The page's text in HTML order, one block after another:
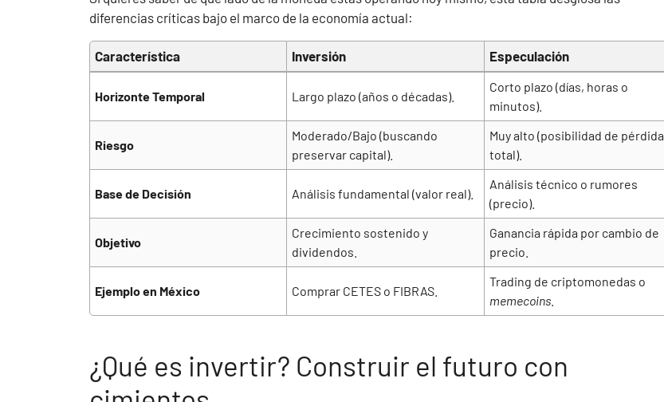
diferencias críticas bajo el marco de la economía actual:
Característica Inversión Especulación
Horizonte Temporal Largo plazo (años o décadas).
Corto plazo (días, horas o
minutos).
Riesgo
Moderado/Bajo (buscando
preservar capital).
Muy alto (posibilidad de pérdida
total).
Base de Decisión Análisis fundamental (valor real).
Análisis técnico o rumores
(precio).
Objetivo
Crecimiento sostenido y
dividendos.
Ganancia rápida por cambio de
precio.
Ejemplo en México Comprar CETES o FIBRAS.
Trading de criptomonedas o
memecoins
¿Qué es invertir? Construir el futuro con